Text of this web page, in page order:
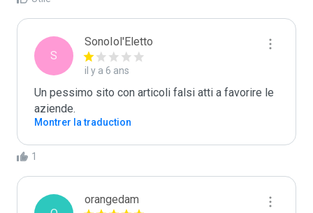
S
SonoIol'Eletto
il y a 6 ans
Un pessimo sito con articoli falsi atti a favorire le
aziende.
Montrer la traduction
1
orangedam